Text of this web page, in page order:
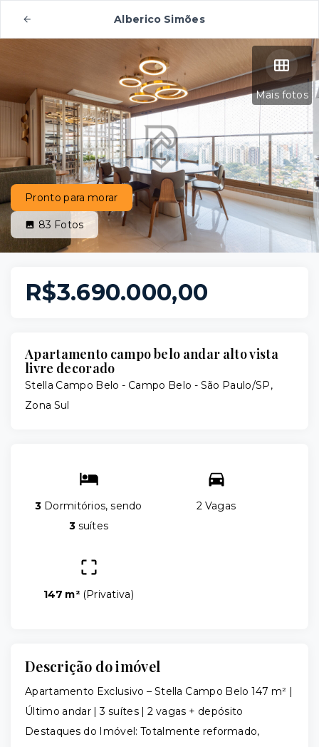
Alberico Simões
Mais fotos
Pronto para morar
83 Fotos
R$3.690.000,00
Apartamento campo belo andar alto vista
livre decorado
Stella Campo Belo - Campo Belo - São Paulo/SP,
Zona Sul
3 Dormitórios, sendo
3suítes
2 Vagas
147 m² (Privativa)
Descrição do imóvel
Apartamento Exclusivo – Stella Campo Belo 147 m² |
Último andar | 3 suítes | 2 vagas + depósito
Destaques do Imóvel: Totalmente reformado,